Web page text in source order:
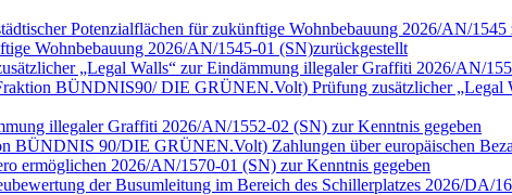
Potenzialflächen für zukünftige Wohnbebauung 2026/AN/1545
Wohnbebauung 2026/AN/1545-01 (SN)zurückgestellt
„Legal Walls“ zur Eindämmung illegaler Graffiti 2026/AN/
BÜNDNIS90/ DIE GRÜNEN.Volt) Prüfung zusätzlicher
illegaler Graffiti 2026/AN/1552-02 (SN) zur Kenntnis gegeben
BÜNDNIS 90/DIE GRÜNEN.Volt) Zahlungen über europäischen
ermöglichen 2026/AN/1570-01 (SN) zur Kenntnis gegeben
der Busumleitung im Bereich des Schillerplatzes 2026/DA/